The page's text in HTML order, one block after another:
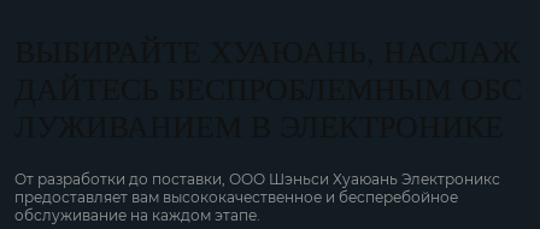
От разработки до поставки, ООО Шэньси Хуаюань Электроникс
предоставляет вам высококачественное и бесперебойное
обслуживание на каждом этапе.